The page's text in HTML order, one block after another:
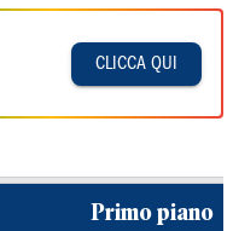
CLICCA QUI
Primo piano